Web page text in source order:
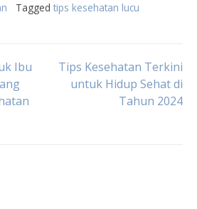
Tagged tips kesehatan lucu
Ibu
Tips Kesehatan Terkini
untuk Hidup Sehat di
Tahun 2024